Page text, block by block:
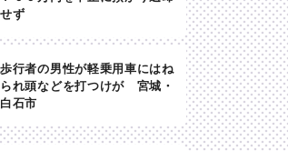
せず
歩行者の男性が軽乗用車にはね
られ頭などを打つけが 宮城・
白石市